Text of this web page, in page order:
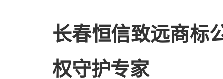
长春恒信致远商
权守护专家